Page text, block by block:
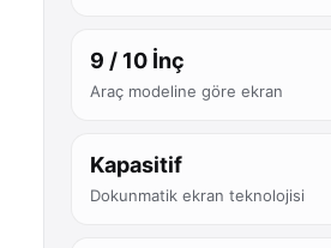
9 / 10 İnç
Araç modeline göre ekran
Kapasitif
Dokunmatik ekran teknolojisi